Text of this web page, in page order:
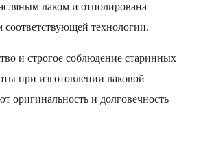
лаком и отполирована
технологии.
и строгое соблюдение старинных
при изготовлении лаковой
оригинальность и долговечность